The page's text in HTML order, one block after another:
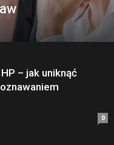
– jak uniknąć
0